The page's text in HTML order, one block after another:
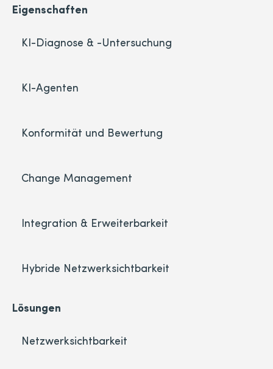
Eigenschaften
KI-Diagnose & -Untersuchung
KI-Agenten
Konformität und Bewertung
Change Management
Integration & Erweiterbarkeit
Hybride Netzwerksichtbarkeit
Lösungen
Netzwerksichtbarkeit